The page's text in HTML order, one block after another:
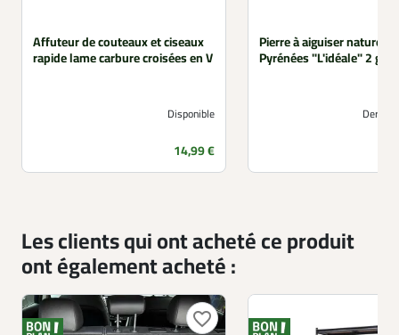
Affuteur de couteaux et ciseaux
rapide lame carbure croisées en V
Disponible
Prix
14,99 €
Pierre à aiguiser naturelle
Pyrénées "L'idéale" 2
Les clients qui ont acheté ce produit
ont également acheté :
favorite_border